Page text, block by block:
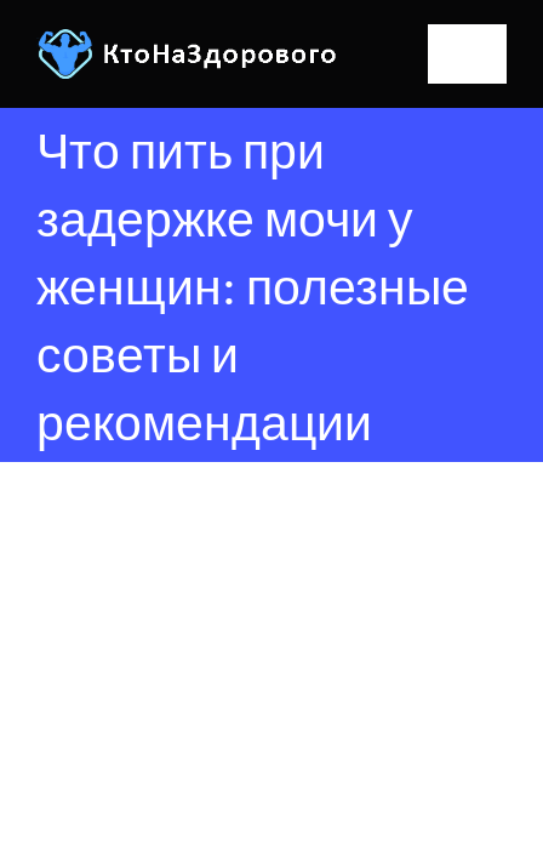
Главная
Физкультура
Статьи о ФК
Подвижные игры
Гимнастика
Спорт
Про спорт
Уроки спорта
Здоровье
Вредные привычки
поиска:
Что пить при
задержке мочи у
женщин: полезные
советы и
рекомендации